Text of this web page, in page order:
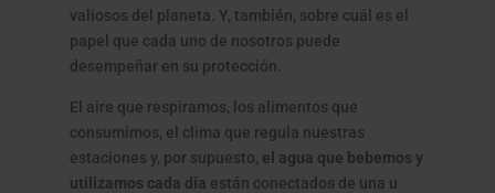
valiosos del planeta. Y, también, sobre cuál es el
papel que cada uno de nosotros puede
desempeñar en su protección.
El aire que respiramos, los alimentos que
consumimos, el clima que regula nuestras
estaciones y, por supuesto, el agua que bebemos y
utilizamos cada día están conectados de una u